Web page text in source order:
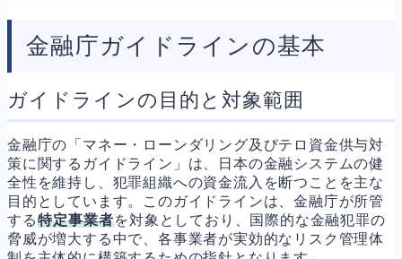
金融庁ガイドラインの基本
ガイドラインの目的と対象範囲
金融庁の「マネー・ローンダリング及びテロ資金供与対
策に関するガイドライン」は、日本の金融システムの健
全性を維持し、犯罪組織への資金流入を断つことを主な
目的としています。このガイドラインは、金融庁が所管
する特定事業者を対象としており、国際的な金融犯罪の
脅威が増大する中で、各事業者が実効的なリスク管理体